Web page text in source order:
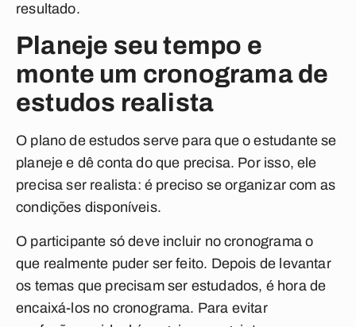
resultado.
Planeje seu tempo e
monte um cronograma de
estudos realista
O plano de estudos serve para que o estudante se
planeje e dê conta do que precisa. Por isso, ele
precisa ser realista: é preciso se organizar com as
condições disponíveis.
O participante só deve incluir no cronograma o
que realmente puder ser feito. Depois de levantar
os temas que precisam ser estudados, é hora de
encaixá-los no cronograma. Para evitar